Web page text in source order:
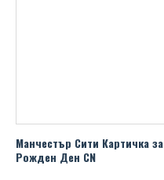
Манчестър Сити Картичка за
Рожден Ден CN